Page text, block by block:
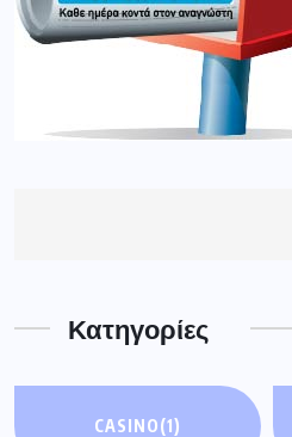
Κατηγορίες
CASINO(1)